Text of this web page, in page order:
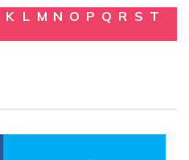
K L M N O P Q R S T